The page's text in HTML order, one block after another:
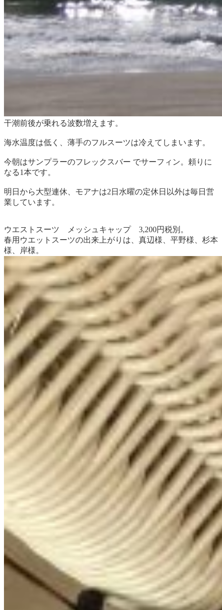
干潮前後が乗れる波数増えます。
海水温度は低く、薄手のフルスーツは冷えてしまいます。
今朝はサンプラーのフレックスバー でサーフィン。頼りに
なる1本です。
明日から大型連休、モアナは2日水曜の定休日以外は毎日営
業しています。
ウエストスーツ メッシュキャップ 3,200円税別。
春用ウエットスーツの出来上がりは、真辺様、平野様、杉本
様、岸様。